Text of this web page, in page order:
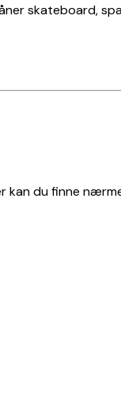
skateboard,
du finne